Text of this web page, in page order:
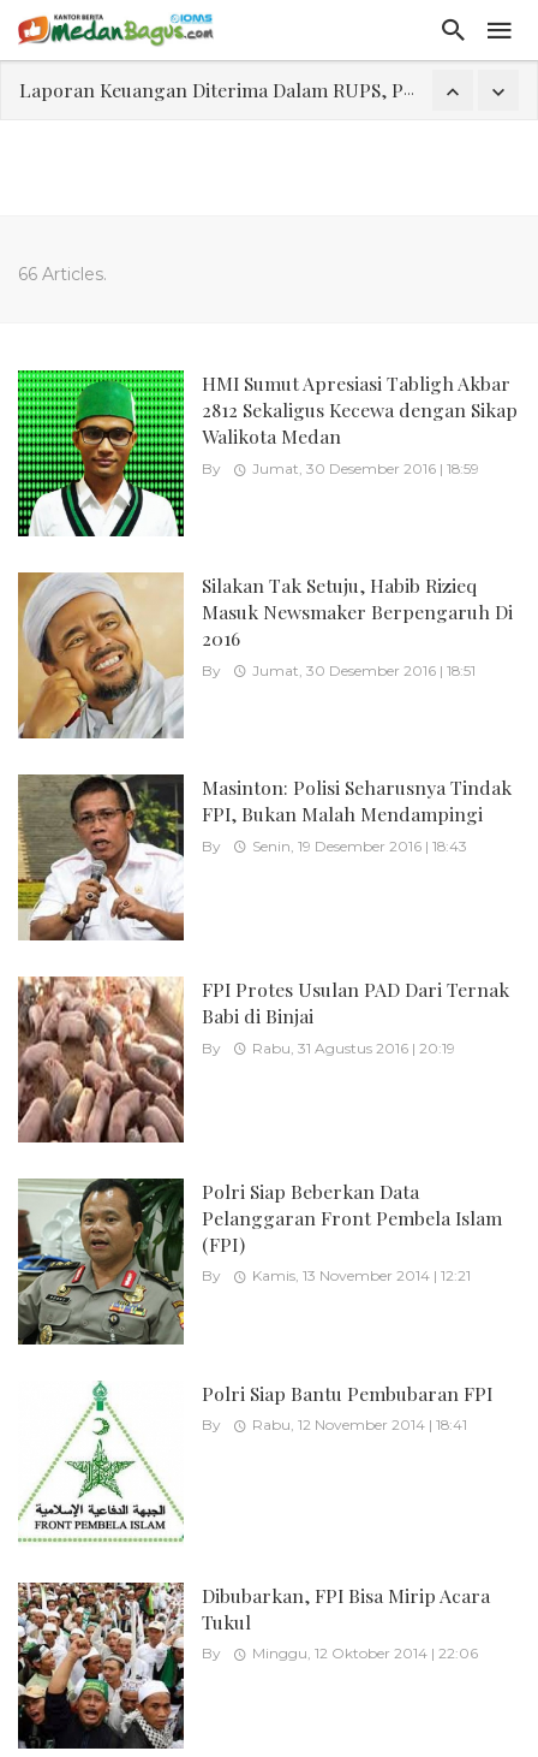
Laporan Keuangan Diterima Dalam RUPS, Pelaporan Hingga Penahanan Mantan Direktur PT GKS Dinilai Rancu
66 Articles.
HMI Sumut Apresiasi Tabligh Akbar
2812 Sekaligus Kecewa dengan Sikap
Walikota Medan
By Jumat, 30 Desember 2016 | 18:59
Silakan Tak Setuju, Habib Rizieq
Masuk Newsmaker Berpengaruh Di
2016
By Jumat, 30 Desember 2016 | 18:51
Masinton: Polisi Seharusnya Tindak
FPI, Bukan Malah Mendampingi
By Senin, 19 Desember 2016 | 18:43
FPI Protes Usulan PAD Dari Ternak
Babi di Binjai
By Rabu, 31 Agustus 2016 | 20:19
Polri Siap Beberkan Data
Pelanggaran Front Pembela Islam
(FPI)
By Kamis, 13 November 2014 | 12:21
Polri Siap Bantu Pembubaran FPI
By Rabu, 12 November 2014 | 18:41
Dibubarkan, FPI Bisa Mirip Acara
Tukul
By Minggu, 12 Oktober 2014 | 22:06